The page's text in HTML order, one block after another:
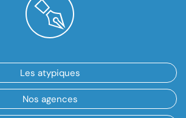
Les atypiques
Nos agences